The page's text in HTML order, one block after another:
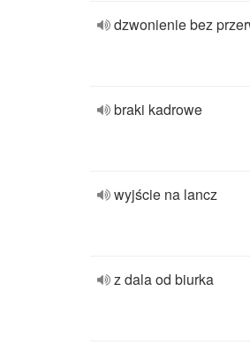
dzwonienie bez
braki kadrowe
wyjście na lancz
z dala od biurka